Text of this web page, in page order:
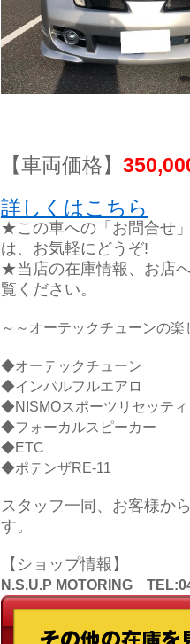
【車両価格】
詳しくはこちら
★この車への「お問合せ
は、お気軽にどうぞ!
★当店の在庫情報、お店
覧ください。
～～オーテックチューンの
◆オーテックチューン
◆インパルフルエアロ
◆NISMOスポーツリセッテ
◆フォーカルスピーカー
◆ETC
◆ポテンザRE-11
スタッフ一同、お客様か
す。
【ショップ情報】
N.S.U.P MOTORING